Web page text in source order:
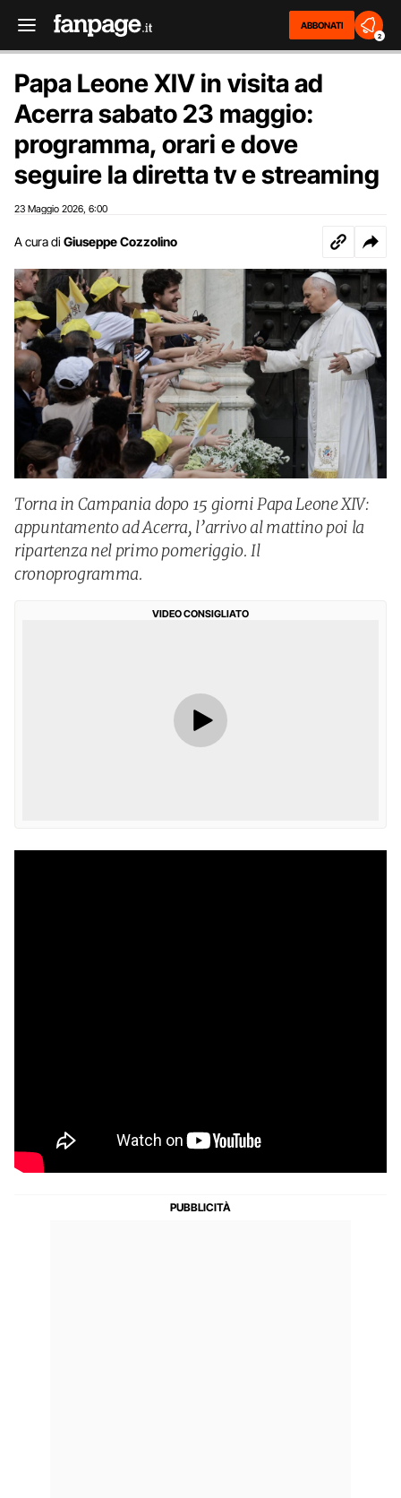
ABBONATI
2
Papa Leone XIV in visita ad
Acerra sabato 23 maggio:
programma, orari e dove
seguire la diretta tv e streaming
23 Maggio 2026 6:00
A cura di Giuseppe Cozzolino
Torna in Campania dopo 15 giorni Papa Leone XIV:
appuntamento ad Acerra, l’arrivo al mattino poi la
ripartenza nel primo pomeriggio. Il
cronoprogramma.
VIDEO CONSIGLIATO